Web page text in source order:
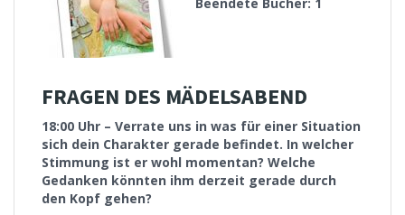
FRAGEN DES MÄDELSABEND
18:00 Uhr – Verrate uns in was für einer Situation
sich dein Charakter gerade befindet. In welcher
Stimmung ist er wohl momentan? Welche
Gedanken könnten ihm derzeit gerade durch
den Kopf gehen?